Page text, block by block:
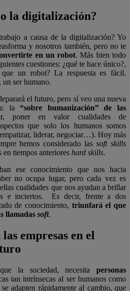
la digitalización?
a causa de la digitalización? Yo
y nosotros también, pero no te
en un robot. Más bien todo
cuestiones: ¿qué te hace único?,
que un robot? La respuesta es fácil.
un ser humano.
el futuro, pero sí veo una nueva
la “sobre humanización” de las
poner en valor cualidades de
que solo los humanos somos
empatizar, liderar, negociar…). Hoy más
hemos considerado lassoft skills
en tiempos anteriores hard skills.
ese conocimiento que nos hacia
no ocupa lugar, pero cada vez es
cualidades que nos ayudan a brillar
e inciertos.
Es decir, frente a dos
de conocimiento, triunfará el que
llamadas soft.
empresas en el
la sociedad, necesita personas
tan intrínsecas al ser humanos como
adapten rápidamente al cambio, que